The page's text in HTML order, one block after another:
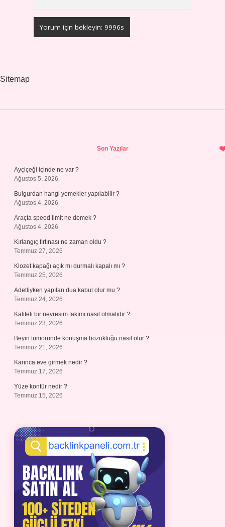
Sitemap
Son Yazılar
Ayçiçeği içinde ne var ?
Ağustos 5, 2026
Bulgurdan hangi yemekler yapılabilir ?
Ağustos 4, 2026
Araçta speed limit ne demek ?
Ağustos 4, 2026
Kırlangıç fırtınası ne zaman oldu ?
Temmuz 27, 2026
Klozet kapağı açık mı durmalı kapalı mı ?
Temmuz 25, 2026
Adetliyken yapılan dua kabul olur mu ?
Temmuz 24, 2026
Kaliteli bir nevresim takımı nasıl olmalıdır ?
Temmuz 23, 2026
Beyin tümöründe konuşma bozukluğu nasıl olur ?
Temmuz 21, 2026
Karınca eve girmek nedir ?
Temmuz 17, 2026
Yüze kontür nedir ?
Temmuz 15, 2026